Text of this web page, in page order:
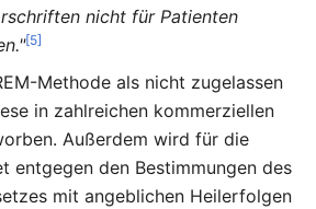
nicht für Patienten
[5]
Methode als nicht zugelassen
in zahlreichen kommerziellen
Außerdem wird für die
entgegen den Bestimmungen des
mit angeblichen Heilerfolgen